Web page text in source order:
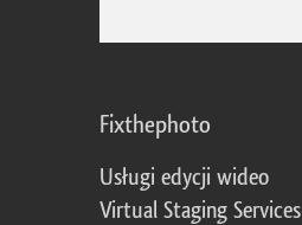
Fixthephoto
Usługi edycji wideo
Virtual Staging Services